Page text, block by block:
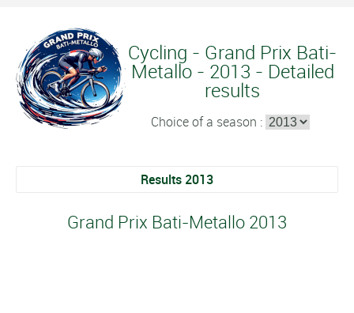
Cycling - Grand Prix Bati-
Metallo - 2013 - Detailed
results
Choice of a season :
Results 2013
Grand Prix Bati-Metallo 2013